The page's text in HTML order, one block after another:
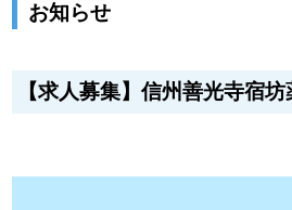
お知らせ
【求人募集】信州善光寺宿